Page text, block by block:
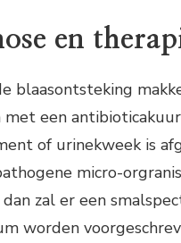
en
blaasontsteking
een
of urinekweek is
micro-
zal er een
worden